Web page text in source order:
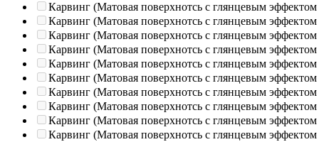
Карвинг (Матовая поверхнотсь с глянцевым эффектом
Карвинг (Матовая поверхнотсь с глянцевым эффектом
Карвинг (Матовая поверхнотсь с глянцевым эффектом
Карвинг (Матовая поверхнотсь с глянцевым эффектом
Карвинг (Матовая поверхнотсь с глянцевым эффектом
Карвинг (Матовая поверхнотсь с глянцевым эффектом
Карвинг (Матовая поверхнотсь с глянцевым эффектом
Карвинг (Матовая поверхнотсь с глянцевым эффектом
Карвинг (Матовая поверхнотсь с глянцевым эффектом
Карвинг (Матовая поверхнотсь с глянцевым эффектом